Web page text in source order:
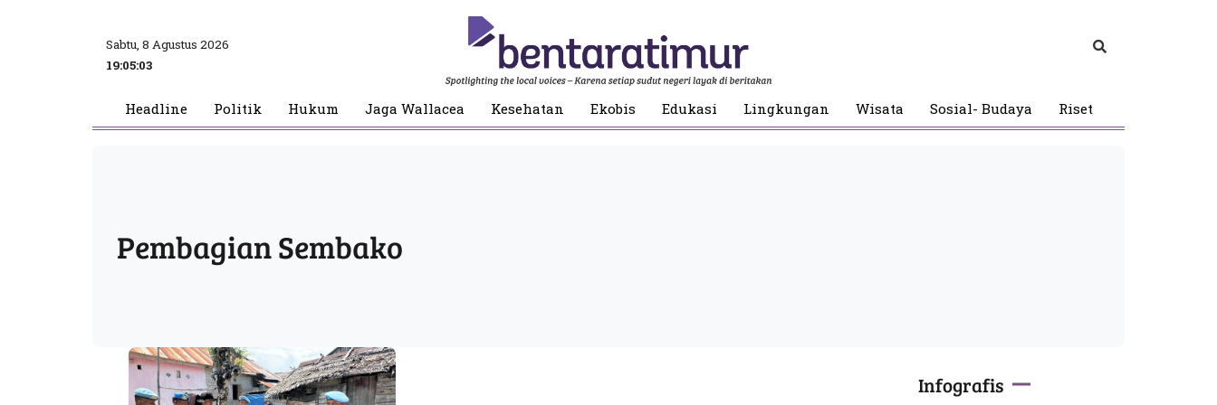
Sabtu, 8 Agustus 2026
19:05:03
Headline Politik Hukum Jaga Wallacea Kesehatan Ekobis Edukasi Lingkungan Wisata Sosial- Budaya Riset
Pembagian Sembako
Infografis